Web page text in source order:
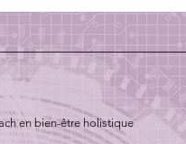
en bien-être holistique